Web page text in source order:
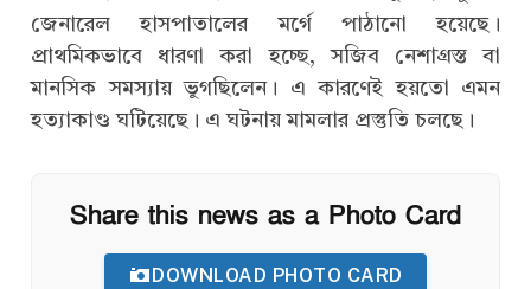
জেনারেল হাসপাতালের মর্গে পাঠানো হয়েছে।
প্রাথমিকভাবে ধারণা করা হচ্ছে, সজিব নেশাগ্রস্ত বা
মানসিক সমস্যায় ভুগছিলেন। এ কারণেই হয়তো এমন
হত্যাকাণ্ড ঘটিয়েছে। এ ঘটনায় মামলার প্রস্তুতি চলছে।
Share this news as a Photo Card
DOWNLOAD PHOTO CARD